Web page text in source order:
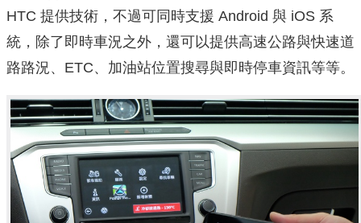
HTC 提供技術，不過可同時支援 Android 與 iOS 系
統，除了即時車況之外，還可以提供高速公路與快速道
路路況、ETC、加油站位置搜尋與即時停車資訊等等。